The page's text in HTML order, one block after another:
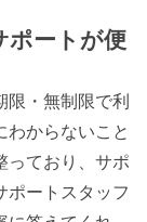
ポートが便
限・無制限で利
わからないこと
っており、サポ
ポートスタッフ